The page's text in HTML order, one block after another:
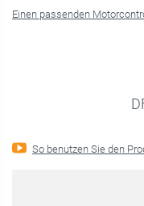
Einen passenden
So benutzen Sie den